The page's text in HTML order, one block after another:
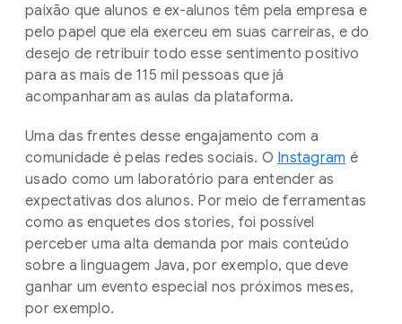
paixão que alunos e ex-alunos têm pela empresa e
pelo papel que ela exerceu em suas carreiras, e do
desejo de retribuir todo esse sentimento positivo
para as mais de 115 mil pessoas que já
acompanharam as aulas da plataforma.
Uma das frentes desse engajamento com a
comunidade é pelas redes sociais. O Instagram é
usado como um laboratório para entender as
expectativas dos alunos. Por meio de ferramentas
como as enquetes dos stories, foi possível
perceber uma alta demanda por mais conteúdo
sobre a linguagem Java, por exemplo, que deve
ganhar um evento especial nos próximos meses,
por exemplo.